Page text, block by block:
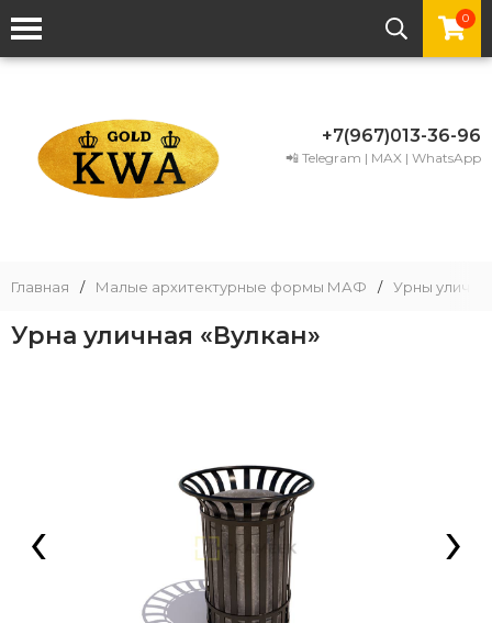
0
+7(967)013-36-96
📲 Telegram | MAX | WhatsApp
Главная / Малые архитектурные формы МАФ / Урны
Урна уличная «Вулкан»
‹ ›